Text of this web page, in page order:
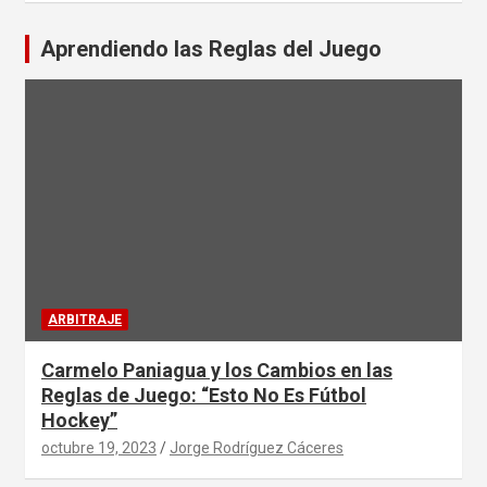
Aprendiendo las Reglas del Juego
ARBITRAJE
Carmelo Paniagua y los Cambios en las
Reglas de Juego: “Esto No Es Fútbol
Hockey”
octubre 19, 2023 Jorge Rodríguez Cáceres